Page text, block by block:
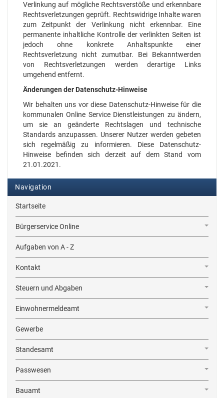
Verlinkung auf mögliche Rechtsverstöße und erkennbare
Rechtsverletzungen geprüft. Rechtswidrige Inhalte waren
zum Zeitpunkt der Verlinkung nicht erkennbar. Eine
permanente inhaltliche Kontrolle der verlinkten Seiten ist
jedoch ohne konkrete Anhaltspunkte einer
Rechtsverletzung nicht zumutbar. Bei Bekanntwerden
von Rechtsverletzungen werden derartige Links
umgehend entfernt.
Änderungen der Datenschutz-Hinweise
Wir behalten uns vor diese Datenschutz-Hinweise für die
kommunalen Online Service Dienstleistungen zu ändern,
um sie an geänderte Rechtslagen und technische
Standards anzupassen. Unserer Nutzer werden gebeten
sich regelmäßig zu informieren. Diese Datenschutz-
Hinweise befinden sich derzeit auf dem Stand vom
21.01.2021.
Navigation
Startseite
Bürgerservice Online
Aufgaben von A - Z
Kontakt
Steuern und Abgaben
Einwohnermeldeamt
Gewerbe
Standesamt
Passwesen
Bauamt